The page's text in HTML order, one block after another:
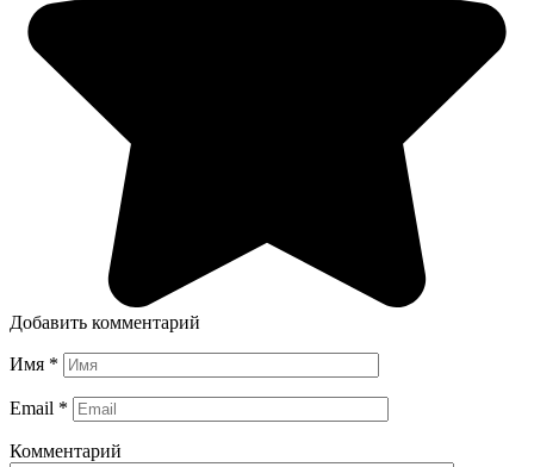
Добавить комментарий
Имя *
Email *
Комментарий